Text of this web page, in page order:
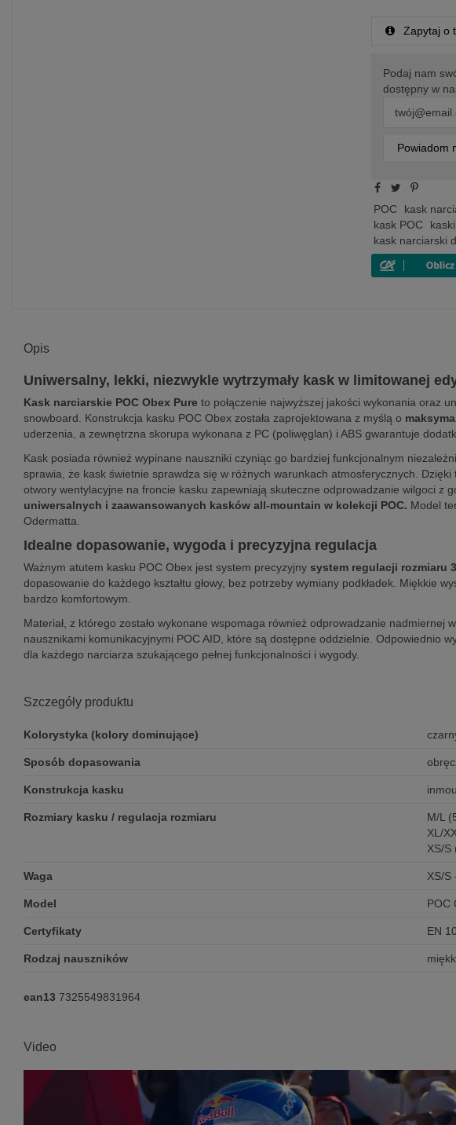
Zapytaj o
Podaj nam
dostępny w
Powiadom
POC kask
kask POC
kask narciarski
Opis
Uniwersalny, lekki, niezwykle wytrzymały kask w limitowanej
Kask narciarskie POC Obex Pure to połączenie najwyższej jakości wykonania oraz
snowboard. Konstrukcja kasku POC Obex została zaprojektowana z myślą o
uderzenia, a zewnętrzna skorupa wykonana z PC (poliwęglan) i ABS gwarantuje
Kask posiada również wypinane nauszniki czyniąc go bardziej funkcjonalnym
sprawia, że kask świetnie sprawdza się w różnych warunkach atmosferycznych.
otwory wentylacyjne na froncie kasku zapewniają skuteczne odprowadzanie wilgoci z
uniwersalnych i zaawansowanych kasków all-mountain w kolekcji POC. Model
Odermatta.
Idealne dopasowanie, wygoda i precyzyjna regulacja
Ważnym atutem kasku POC Obex jest system precyzyjny system regulacji rozmiaru
dopasowanie do każdego kształtu głowy, bez potrzeby wymiany podkładek. Miękkie
bardzo komfortowym.
Materiał, z którego zostało wykonane wspomaga również odprowadzanie
nausznikami komunikacyjnymi POC AID, które są dostępne oddzielnie. Odpowiednio
dla każdego narciarza szukającego pełnej funkcjonalności i wygody.
Szczegóły produktu
Kolorystyka (kolory dominujące)
Sposób dopasowania
Konstrukcja kasku
Rozmiary kasku / regulacja rozmiaru
M/L
XL/
XS/S
Waga XS/S
Model POC
Certyfikaty EN
Rodzaj nauszników
ean13 7325549831964
Video